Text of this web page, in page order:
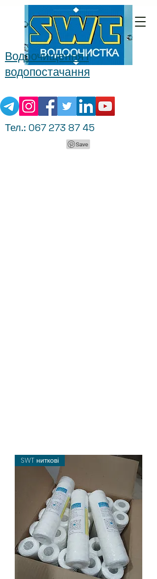
Водоочищення і
водопостачання
Тел.: 067 273 87 45
SWT ниткові